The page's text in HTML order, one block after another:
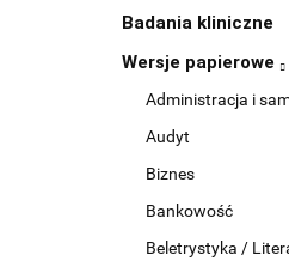
Badania kliniczne
Wersje papierowe
Administracja i
Audyt
Biznes
Bankowość
Beletrystyka /